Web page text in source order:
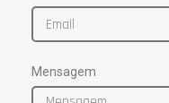
Mensagem